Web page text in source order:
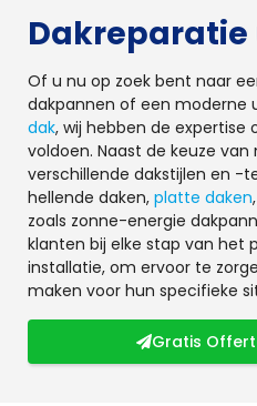
Of u nu op zoek bent naar
dakpannen of een moderne
dak, wij hebben de expertise
voldoen. Naast de keuze
verschillende dakstijlen en -
hellende daken, platte daken
zoals zonne-energie
klanten bij elke stap van het
installatie, om ervoor te
maken voor hun specifieke
Gratis